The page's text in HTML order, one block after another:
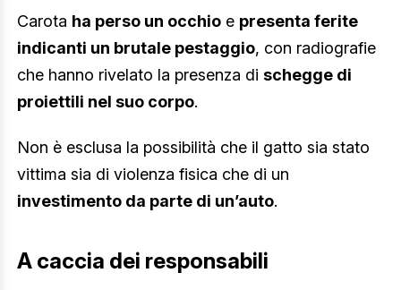
Carota ha perso un occhio e presenta ferite
indicanti un brutale pestaggio, con radiografie
che hanno rivelato la presenza di schegge di
proiettili nel suo corpo.
Non è esclusa la possibilità che il gatto sia stato
vittima sia di violenza fisica che di un
investimento da parte di un’auto.
A caccia dei responsabili